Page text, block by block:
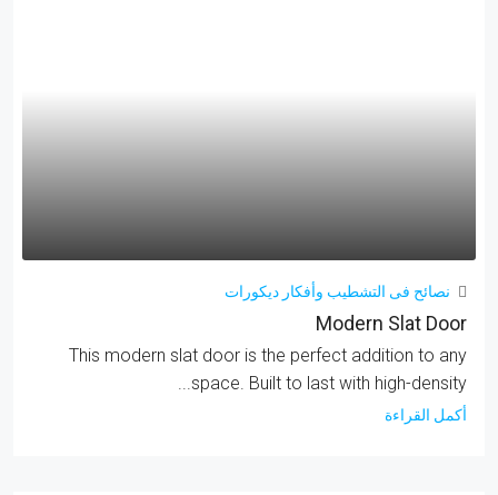
نصائح فى التشطيب وأفكار ديكورات
Modern Slat Door
This modern slat door is the perfect addition to any
space. Built to last with high-density...
أكمل القراءة